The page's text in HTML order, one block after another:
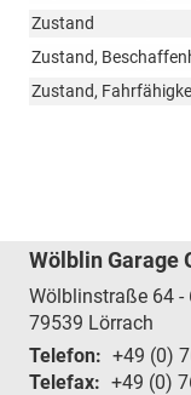
Zustand
Zustand,
Zustand,
Wölblin Garage
Wölblinstraße 64 -
79539 Lörrach
Telefon: +49 (0)
Telefax: +49 (0)